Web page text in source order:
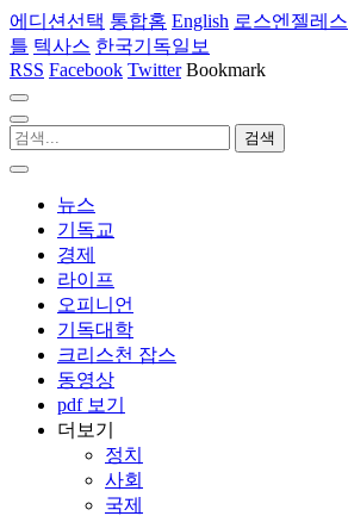
에디션선택 통합홈 English 로스엔젤레스
틀 텍사스 한국기독일보
RSS Facebook Twitter Bookmark
뉴스
기독교
경제
라이프
오피니언
기독대학
크리스천 잡스
동영상
pdf 보기
더보기
정치
사회
국제